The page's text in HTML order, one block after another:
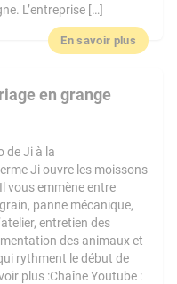
L’entreprise […]
En savoir plus
en grange
de Ji à la
Ji ouvre les moissons
vous emmène entre
panne mécanique,
entretien des
des animaux et
rythment le début de
plus :Chaîne Youtube :